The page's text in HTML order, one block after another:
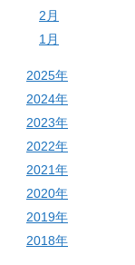
2月
1月
2025年
2024年
2023年
2022年
2021年
2020年
2019年
2018年